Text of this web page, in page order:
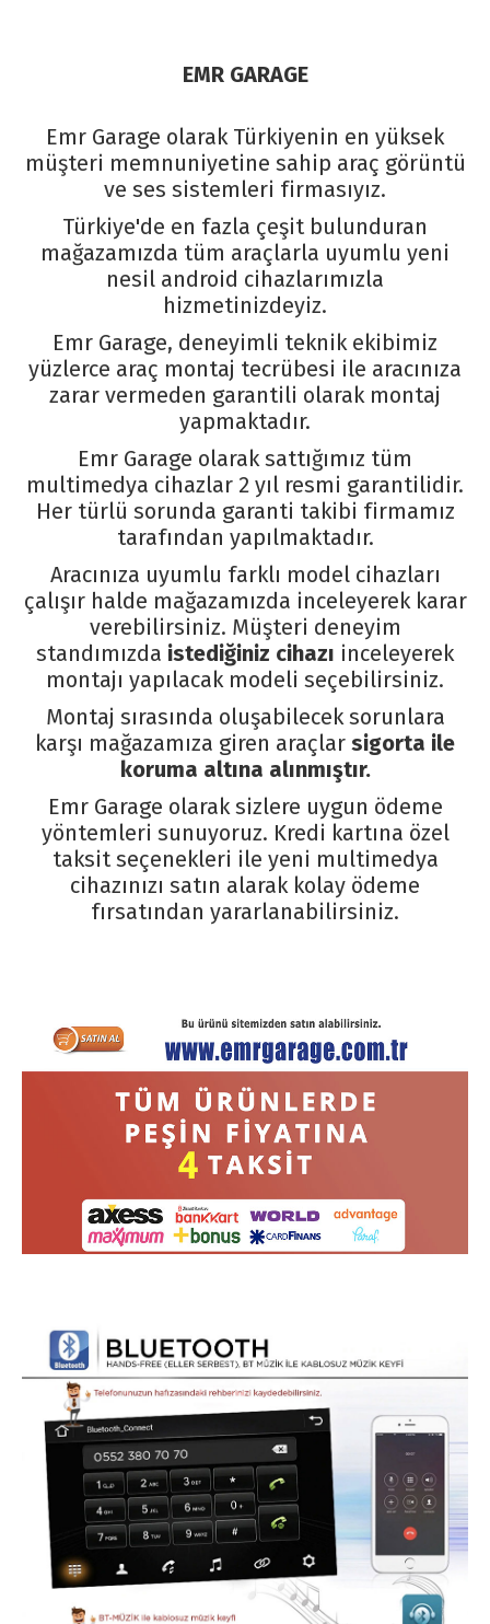
EMR GARAGE
Emr Garage olarak Türkiyenin en yüksek
müşteri memnuniyetine sahip araç görüntü
ve ses sistemleri firmasıyız.
Türkiye'de en fazla çeşit bulunduran
mağazamızda tüm araçlarla uyumlu yeni
nesil android cihazlarımızla
hizmetinizdeyiz.
Emr Garage, deneyimli teknik ekibimiz
yüzlerce araç montaj tecrübesi ile aracınıza
zarar vermeden garantili olarak montaj
yapmaktadır.
Emr Garage olarak sattığımız tüm
multimedya cihazlar 2 yıl resmi garantilidir.
Her türlü sorunda garanti takibi firmamız
tarafından yapılmaktadır.
Aracınıza uyumlu farklı model cihazları
çalışır halde mağazamızda inceleyerek karar
verebilirsiniz. Müşteri deneyim
standımızda istediğiniz cihazı inceleyerek
montajı yapılacak modeli seçebilirsiniz.
Montaj sırasında oluşabilecek sorunlara
karşı mağazamıza giren araçlar sigorta ile
koruma altına alınmıştır.
Emr Garage olarak sizlere uygun ödeme
yöntemleri sunuyoruz. Kredi kartına özel
taksit seçenekleri ile yeni multimedya
cihazınızı satın alarak kolay ödeme
fırsatından yararlanabilirsiniz.